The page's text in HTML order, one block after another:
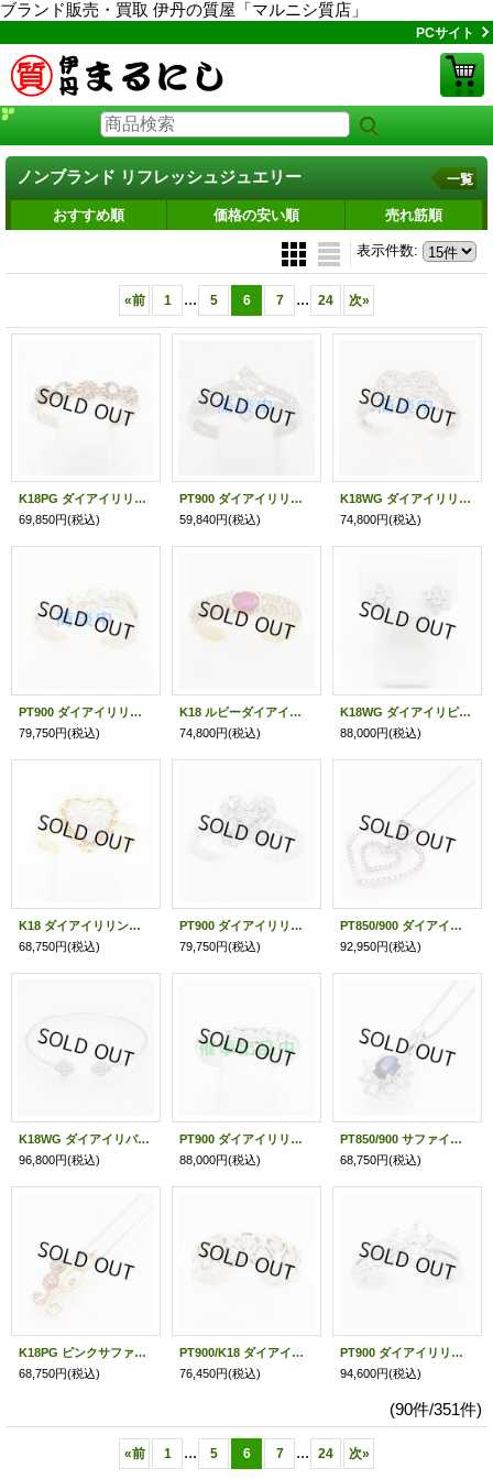
ブランド販売・買取 伊丹の質屋「マルニシ質店」
PCサイト
ノンブランド リフレッシュジュエリー 一覧
おすすめ順 価格の安い順 売れ筋順
表示件数:
«前 1 ... 5 6 7 ... 24 次»
K18PG ダイアイリリング 0.50ct 2.80g
69,850円(税込)
PT900 ダイアイリリング 0.39ct 0.19ct 4.50g
59,840円(税込)
K18WG ダイアイリリング 0.70ct 3.10g
74,800円(税込)
PT900 ダイアイリリング 0.50ct 6.30g
79,750円(税込)
K18 ルビーダイアイリリング 0.46ct 0.45ct 4.20g
74,800円(税込)
K18WG ダイアイリピアス 0.50ct*2 3.40g
88,000円(税込)
K18 ダイアイリリング 0.20ct 4.10g
68,750円(税込)
PT900 ダイアイリリング0.50ct 3.40g
79,750円(税込)
PT850/900 ダイアイリペンダントネックレス 0.61ct 12.00g
92,950円(税込)
K18WG ダイアイリバングル 0.50ct 4.80g
96,800円(税込)
PT900 ダイアイリリング 0.85ct 5.40g
88,000円(税込)
PT850/900 サファイアダイアイリペンダントネックレス 0.53ct 0.41ct 4.20g
68,750円(税込)
K18PG ピンクサファイアダイアイリペンダントネックレス0.32ct 0.03ct 4.70g
68,750円(税込)
PT900/K18 ダイアイリリング 0.54ct 6.30g
76,450円(税込)
PT900 ダイアイリリング 0.63ct 7.60g
94,600円(税込)
(90件/351件)
«前 1 ... 5 6 7 ... 24 次»